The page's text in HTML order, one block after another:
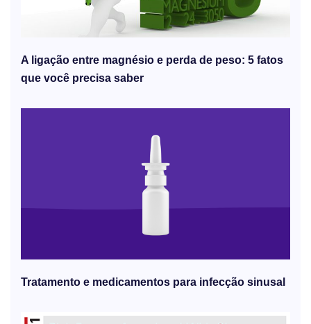
A ligação entre magnésio e perda de peso: 5 fatos
que você precisa saber
Tratamento e medicamentos para infecção sinusal